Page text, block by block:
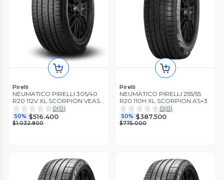
Pirelli
NEUMATICO PIRELLI 305/40
R20 112V XL SCORPION VEAS
N1
0(0)
50% $516.400
$1.032.800
Pirelli
NEUMATICO PIRELLI 255/55
R20 110H XL SCORPION AS+3
0(0)
50% $387.500
$775.000